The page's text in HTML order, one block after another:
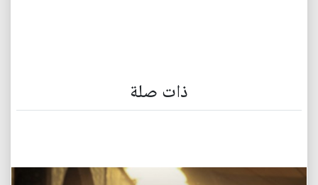
ذات صلة